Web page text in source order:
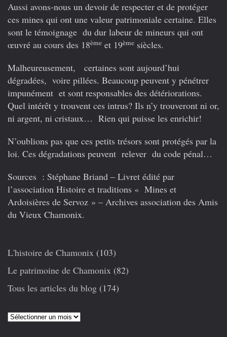
Aussi avons-nous un devoir de respecter et de protéger
ces mines qui ont une valeur patrimoniale certaine. Elles
sont le témoignage du dur labeur de mineurs qui ont
œuvré au cours des 18ème et 19ème siècles.
Malheureusement, certaines sont aujourd’hui
dégradées, voire pillées. Beaucoup peuvent y pénétrer
impunément et sont responsables des détériorations.
Quel intérêt y trouvent ces intrus? Ils n’y trouveront ni or,
ni argent, ni cristaux… Rien qui puisse les enrichir!
N’oublions pas que ces petits trésors sont protégés par la
loi. Ces dégradations peuvent relever du code pénal…
Sources : Stéphane Briand – Livret édité par
l’association Histoire et traditions « Mines et
Ardoisières de Servoz » – Archives association des Amis
du Vieux Chamonix.
L'histoire de Chamonix (103)
Le patrimoine de Chamonix (82)
Tous les articles du blog (174)
Articles